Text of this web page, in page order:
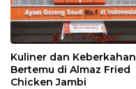
Kuliner dan Keberkahan
Bertemu di Almaz Fried
Chicken Jambi